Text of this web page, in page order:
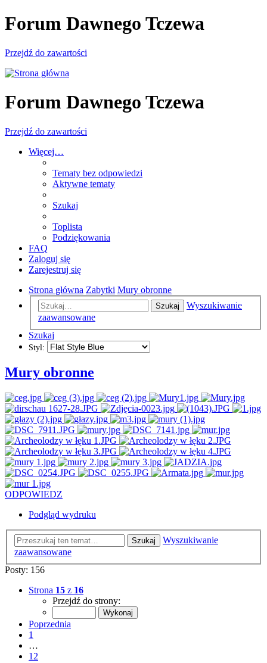
Forum Dawnego Tczewa
Przejdź do zawartości
Forum Dawnego Tczewa
Przejdź do zawartości
Więcej…
Tematy bez odpowiedzi
Aktywne tematy
Szukaj
Toplista
Podziękowania
FAQ
Zaloguj się
Zarejestruj się
Strona główna Zabytki Mury obronne
Szukaj
Wyszukiwanie
zaawansowane
Szukaj
Styl:
Mury obronne
ODPOWIEDZ
Podgląd wydruku
Szukaj
Wyszukiwanie
zaawansowane
Posty: 156
Strona 15 z 16
Przejdź do strony:
Poprzednia
1
…
12